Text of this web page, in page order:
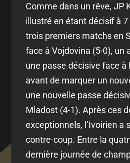
Comme dans un rêve, JP
illustré en étant décisif à
trois premiers matchs en
face à Vojdovina (5-0), un
une passe décisive face à
avant de marquer un
une nouvelle passe
Mladost (4-1). Après ces
exceptionnels, l’Ivoirien a
contre-coup. Entre la
dernière journée de